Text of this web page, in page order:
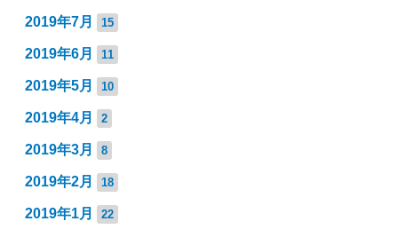
2019年7月 15
2019年6月 11
2019年5月 10
2019年4月 2
2019年3月 8
2019年2月 18
2019年1月 22